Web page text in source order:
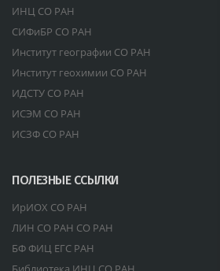
ИНЦ СО РАН
СИФиБР СО РАН
Институт географии СО РАН
Институт геохимии СО РАН
ИДСТУ СО РАН
ИСЭМ СО РАН
ИСЗФ СО РАН
ПОЛЕЗНЫЕ ССЫЛКИ
ИрИОХ СО РАН
ЛИН СО РАН СО РАН
БФ ФИЦ ЕГС РАН